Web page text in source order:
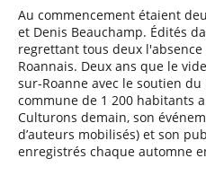
Au commencement étaient
et Denis Beauchamp. Édités
regrettant tous deux
Roannais. Deux ans que le
sur-Roanne avec le soutien
commune de 1 200 habitants
Culturons demain, son
d’auteurs mobilisés) et son
enregistrés chaque automne